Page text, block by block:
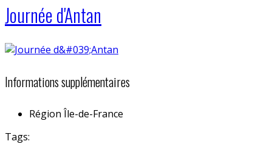
Journée d'Antan
Informations supplémentaires
Région Île-de-France
Tags: